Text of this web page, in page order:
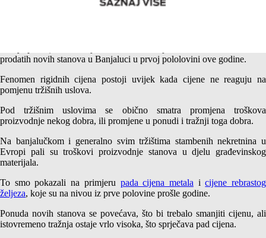
Stambena novogradnja u Banjaluci – Rigidne cijene
prodatih novih stanova u Banjaluci u prvoj pololovini ove godine.
Fenomen rigidnih cijena postoji uvijek kada cijene ne reaguju na
pomjenu tržišnih uslova.
Pod tržišnim uslovima se obično smatra promjena troškova
proizvodnje nekog dobra, ili promjene u ponudi i tražnji toga dobra.
Na banjalučkom i generalno svim tržištima stambenih nekretnina u
Evropi pali su troškovi proizvodnje stanova u djelu građevinskog
materijala.
To smo pokazali na primjeru pada cijena metala icijene rebrastog
željeza, koje su na nivou iz prve polovine prošle godine.
Ponuda novih stanova se povećava, što bi trebalo smanjiti cijenu, ali
istovremeno tražnja ostaje vrlo visoka, što sprječava pad cijena.